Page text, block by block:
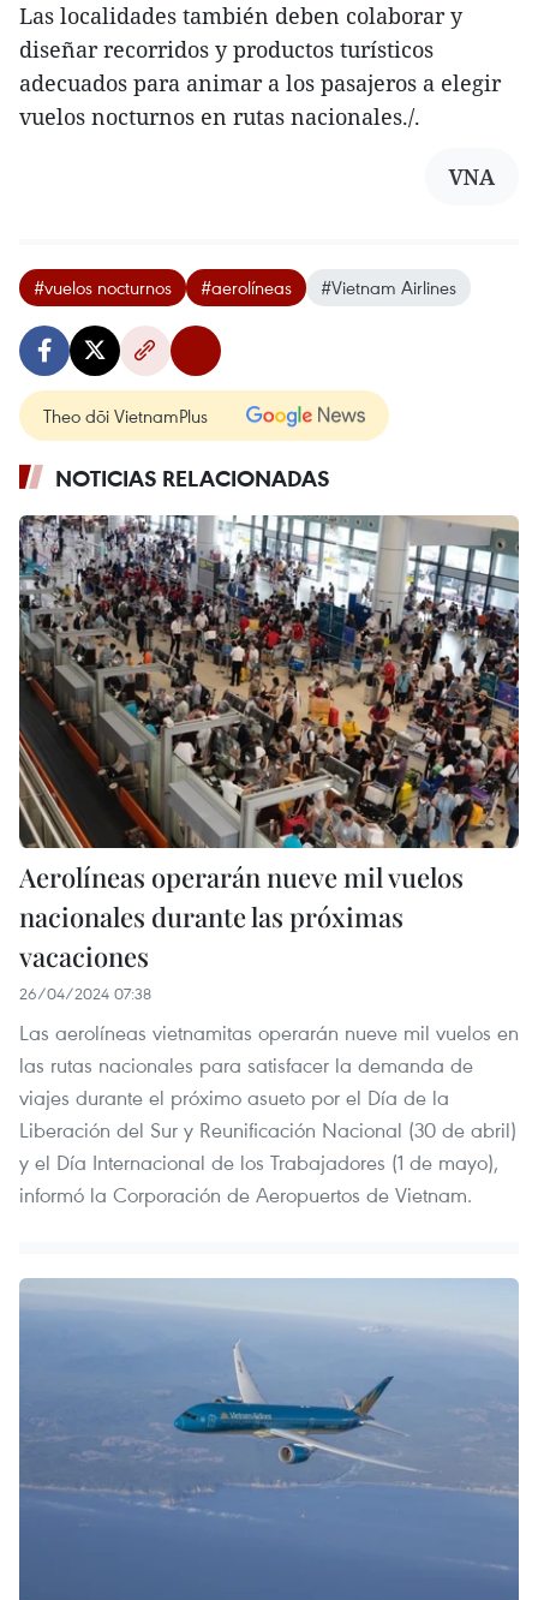
Las localidades también deben colaborar y
diseñar recorridos y productos turísticos
adecuados para animar a los pasajeros a elegir
vuelos nocturnos en rutas nacionales./.
VNA
#vuelos nocturnos #aerolíneas #Vietnam Airlines
Theo dõi VietnamPlus
NOTICIAS RELACIONADAS
Aerolíneas operarán nueve mil vuelos
nacionales durante las próximas
vacaciones
26/04/2024 07:38
Las aerolíneas vietnamitas operarán nueve mil vuelos en
las rutas nacionales para satisfacer la demanda de
viajes durante el próximo asueto por el Día de la
Liberación del Sur y Reunificación Nacional (30 de abril)
y el Día Internacional de los Trabajadores (1 de mayo),
informó la Corporación de Aeropuertos de Vietnam.